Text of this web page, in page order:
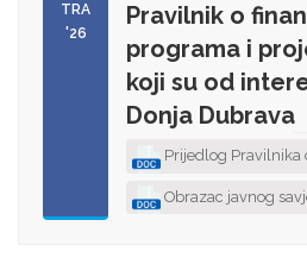
TRA
'26
Pravilnik o
programa i
koji su od
Donja Dubrava
Prijedlog Pravilnika
Obrazac javnog